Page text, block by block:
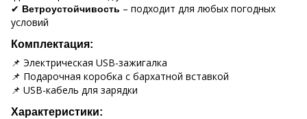
✔ Ветроустойчивость – подходит для любых погодных
условий
Комплектация:
📌 Электрическая USB-зажигалка
📌 Подарочная коробка с бархатной вставкой
📌 USB-кабель для зарядки
Характеристики: